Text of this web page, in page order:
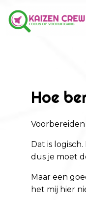
Hoe
Dat is
dus je moet
Maar een
het mij hier